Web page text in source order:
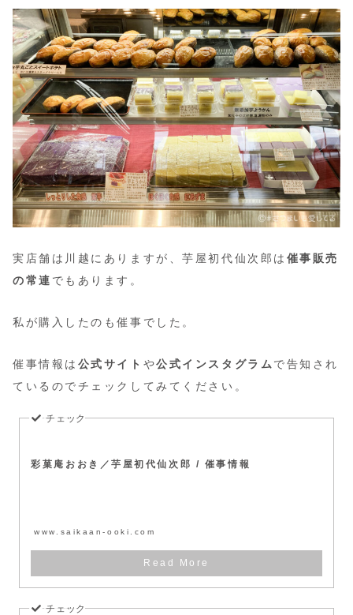
実店舗は川越にありますが、芋屋初代仙次郎は 催事販売
の常連 でもあります。
私が購入したのも催事でした。
催事情報は 公式サイト や公式インスタグラムで告知され
ているのでチェックしてみてください。
彩菓庵おおき／芋屋初代仙次郎 / 催事情報
www.saikaan-ooki.com